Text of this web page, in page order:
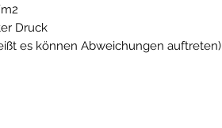
Druck
es können Abweichungen auftreten)